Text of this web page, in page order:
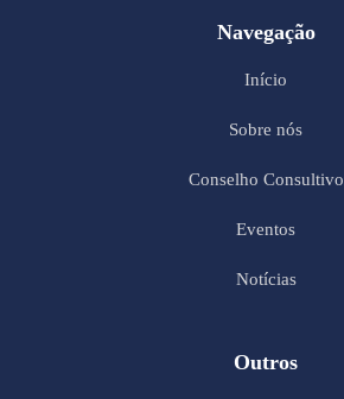
Navegação
Início
Sobre nós
Conselho Consultivo
Eventos
Notícias
Outros